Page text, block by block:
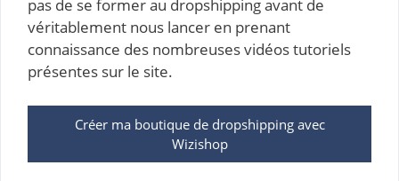
pas de se former au dropshipping avant de
véritablement nous lancer en prenant
connaissance des nombreuses vidéos tutoriels
présentes sur le site.
Créer ma boutique de dropshipping avec
Wizishop